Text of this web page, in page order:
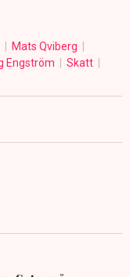
Mats Qviberg
Engström
Skatt